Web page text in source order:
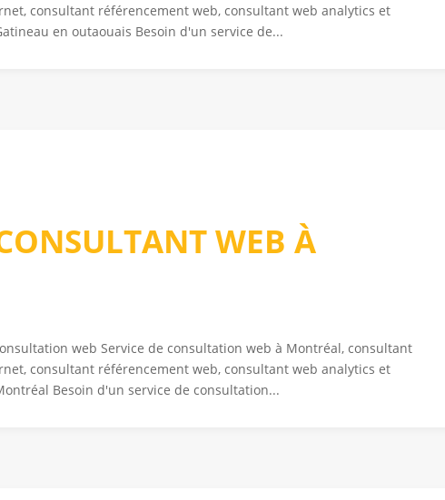
consultant référencement web, consultant web analytics et
en outaouais Besoin d'un service de...
WEB À
web Service de consultation web à Montréal, consultant
consultant référencement web, consultant web analytics et
Besoin d'un service de consultation...